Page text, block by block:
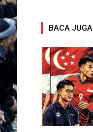
BACA JUGA